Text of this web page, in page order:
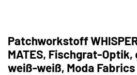
Patchworkstoff
MATES, Fischgrat-
weiß-weiß, Moda Fabrics